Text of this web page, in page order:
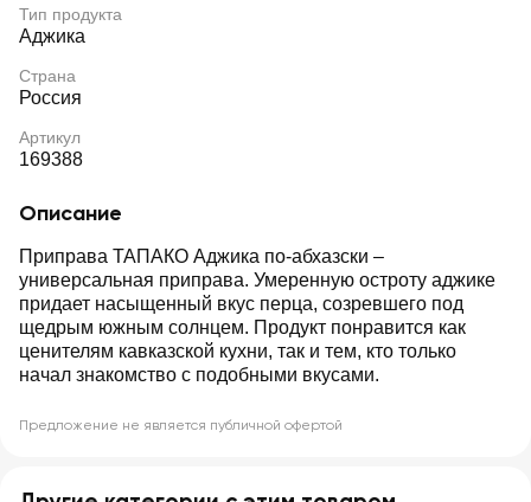
Тип продукта
Аджика
Страна
Россия
Артикул
169388
Описание
Приправа ТАПАКО Аджика по-абхазски –
универсальная приправа. Умеренную остроту аджике
придает насыщенный вкус перца, созревшего под
щедрым южным солнцем. Продукт понравится как
ценителям кавказской кухни, так и тем, кто только
начал знакомство с подобными вкусами.
Предложение не является публичной офертой